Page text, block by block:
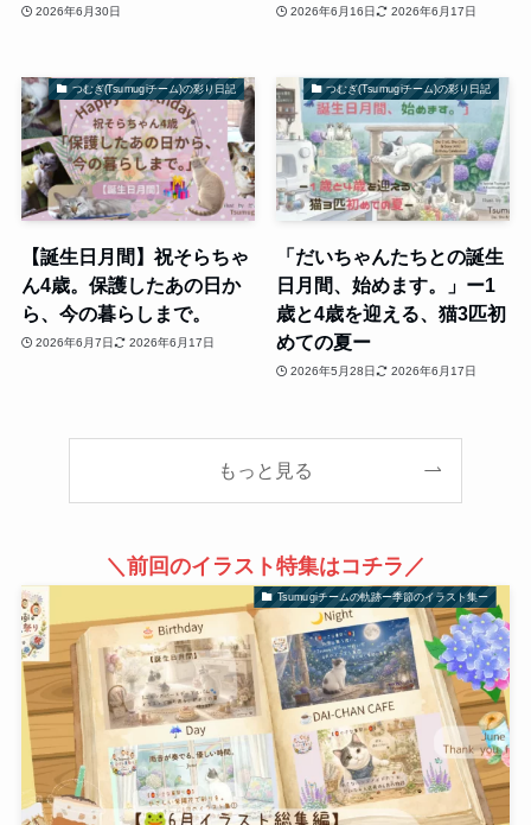
2026年6月30日 2026年6月16日 2026年6月17日
つむぎ(Tsumugiチーム)の彩り日記
【誕生日月間】祝そらちゃ
ん4歳。保護したあの日か
ら、今の暮らしまで。
2026年6月7日 2026年6月17日
つむぎ(Tsumugiチーム)の彩り日記
「だいちゃんたちとの誕生
日月間、始めます。」ー1
歳と4歳を迎える、猫3匹初
めての夏ー
2026年5月28日 2026年6月17日
もっと見る
＼前回のイラスト特集はコチラ／
Tsumugiチームの軌跡ー季節のイラスト集ー